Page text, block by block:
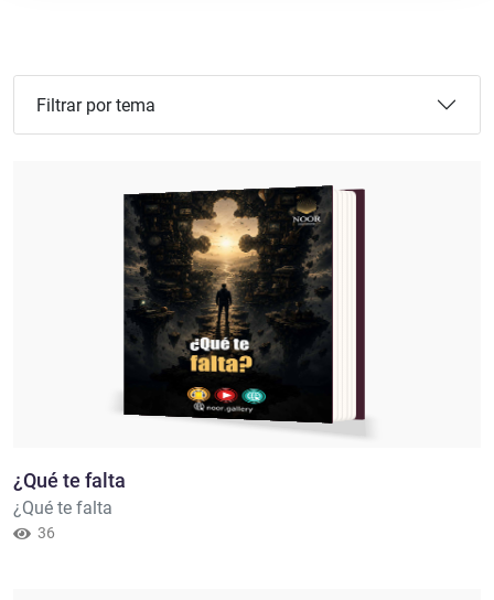
Filtrar por tema
¿Qué te falta
¿Qué te falta
36